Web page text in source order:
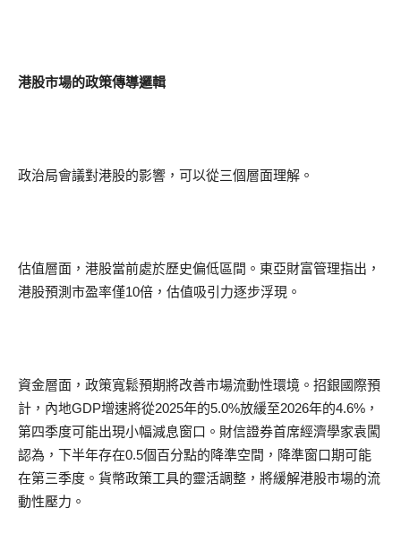
港股市場的政策傳導邏輯
政治局會議對港股的影響，可以從三個層面理解。
估值層面，港股當前處於歷史偏低區間。東亞財富管理指出，
港股預測市盈率僅10倍，估值吸引力逐步浮現。
資金層面，政策寬鬆預期將改善市場流動性環境。招銀國際預
計，內地GDP增速將從2025年的5.0%放緩至2026年的4.6%，
第四季度可能出現小幅減息窗口。財信證券首席經濟學家袁闖
認為，下半年存在0.5個百分點的降準空間，降準窗口期可能
在第三季度。貨幣政策工具的靈活調整，將緩解港股市場的流
動性壓力。